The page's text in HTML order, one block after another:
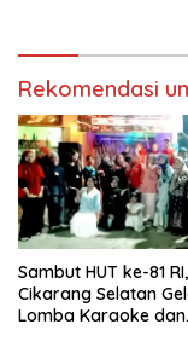
Rekomendasi
Sambut HUT ke-81
Cikarang Selatan
Lomba Karaoke dan